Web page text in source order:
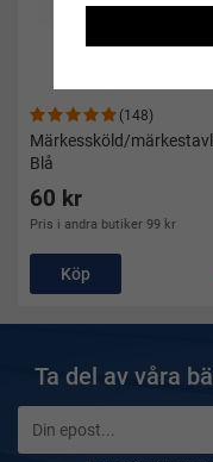
(148)
Märkessköld/
Blå
60 kr
Pris i andra butiker 99 kr
Köp
Ta del av våra